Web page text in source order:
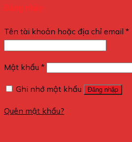
Đăng nhập
Tên tài khoản hoặc địa chỉ email *
Mật khẩu *
Ghi nhớ mật khẩu Đăng nhập
Quên mật khẩu?